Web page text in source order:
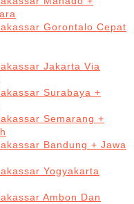
Gorontalo Cepat
Jakarta Via
Surabaya +
Semarang +
Bandung + Jawa
Yogyakarta
Ambon Dan